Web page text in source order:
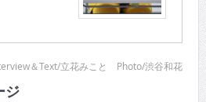
＆Text/立花みこと Photo/渋谷和花
ジ